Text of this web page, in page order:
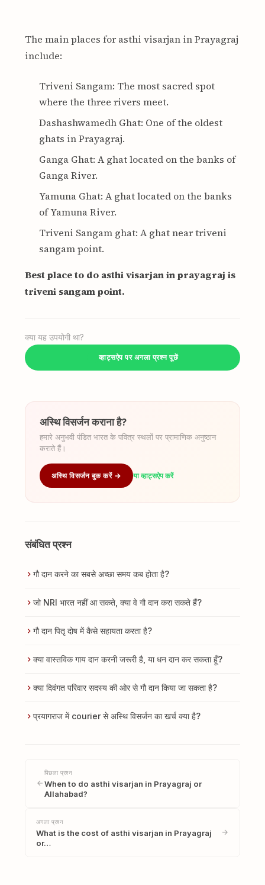
The main places for asthi visarjan in Prayagraj
include:
Triveni Sangam: The most sacred spot
where the three rivers meet.
Dashashwamedh Ghat: One of the oldest
ghats in Prayagraj.
Ganga Ghat: A ghat located on the banks of
Ganga River.
Yamuna Ghat: A ghat located on the banks
of Yamuna River.
Triveni Sangam ghat: A ghat near triveni
sangam point.
Best place to do asthi visarjan in prayagraj is
triveni sangam point.
क्या यह उपयोगी था?
व्हाट्सऐप पर अगला प्रश्न पूछें
अस्थि विसर्जन कराना है?
हमारे अनुभवी पंडित भारत के पवित्र स्थलों पर प्रामाणिक अनुष्ठान
कराते हैं।
अस्थि विसर्जन बुक करें → या व्हाट्सऐप करें
संबंधित प्रश्न
गौ दान करने का सबसे अच्छा समय कब होता है?
जो NRI भारत नहीं आ सकते, क्या वे गौ दान करा सकते हैं?
गौ दान पितृ दोष में कैसे सहायता करता है?
क्या वास्तविक गाय दान करनी जरूरी है, या धन दान कर सकता हूँ?
क्या दिवंगत परिवार सदस्य की ओर से गौ दान किया जा सकता है?
प्रयागराज में courier से अस्थि विसर्जन का खर्च क्या है?
पिछला प्रश्न
When to do asthi visarjan in Prayagraj or
Allahabad?
अगला प्रश्न
What is the cost of asthi visarjan in Prayagraj
or…